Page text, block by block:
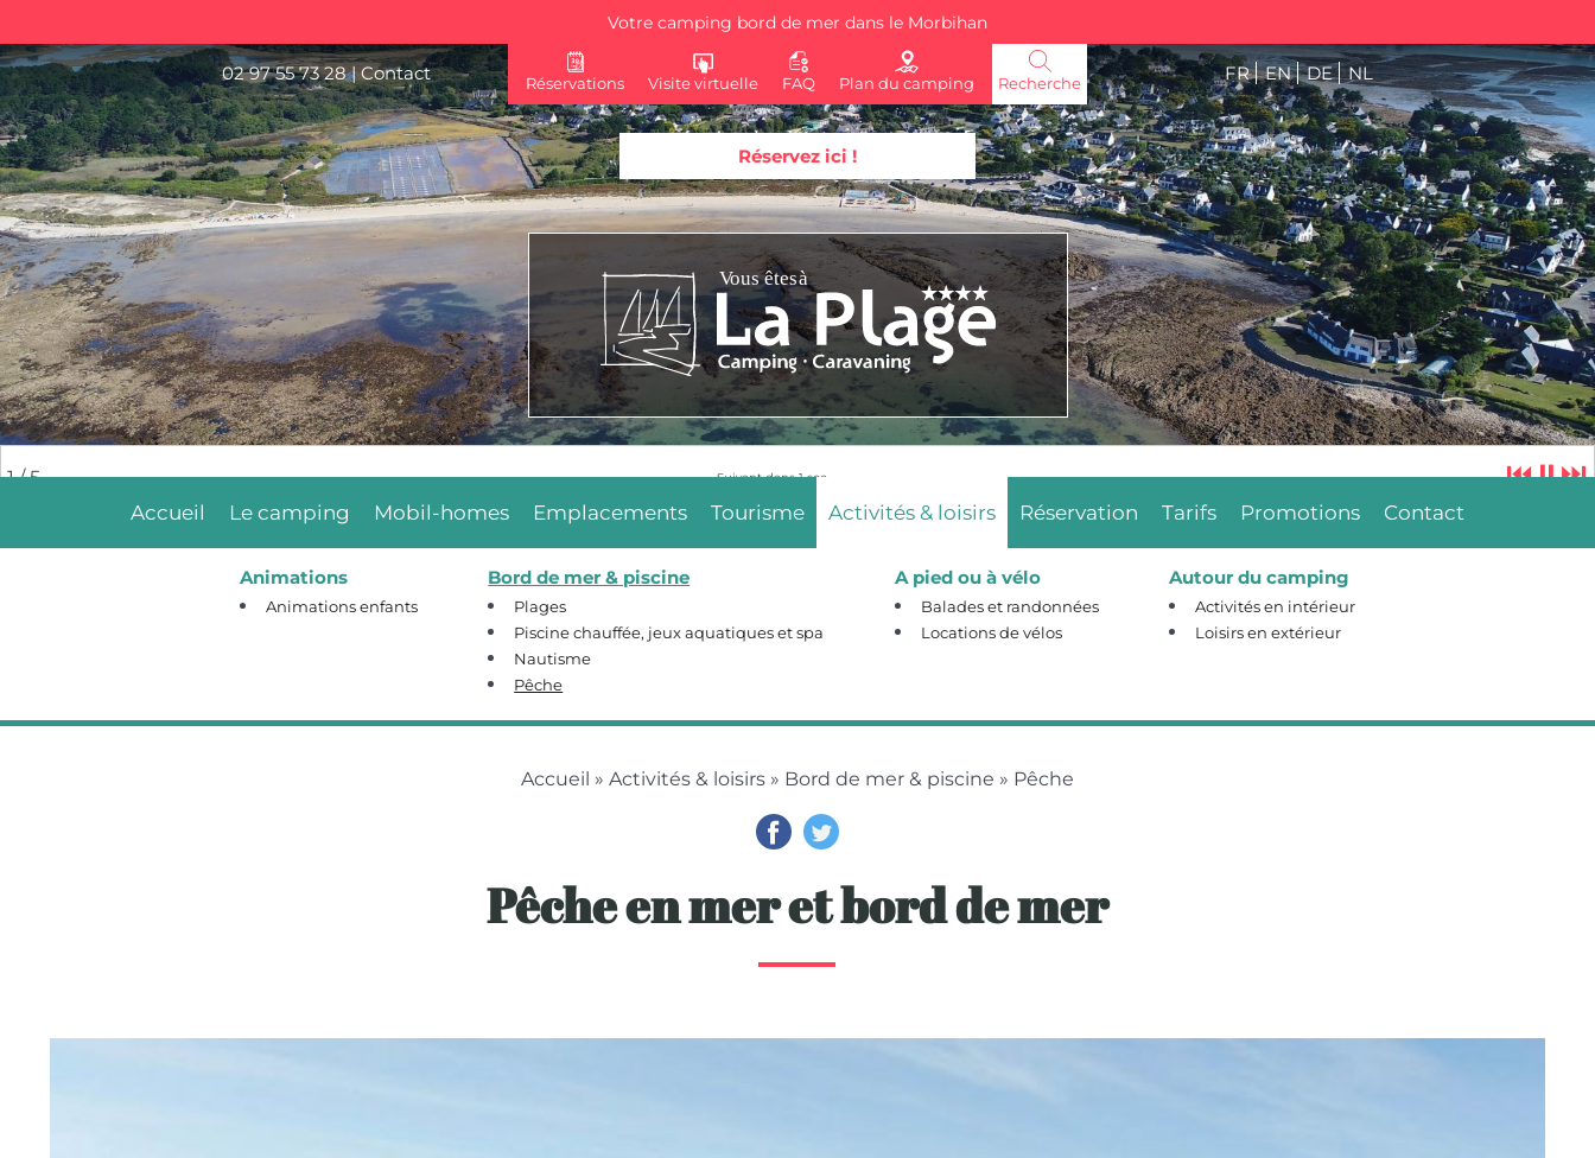
Votre camping bord de mer dans le Morbihan
02 97 55 73 28|Contact FR EN DE NL
Réservations Visite virtuelle FAQ Plan du camping Recherche
Réservez ici !
2/ 5 Suivant dans3sec. ⏮⏸⏭
Accueil Le camping Mobil-homes Emplacements Tourisme Activités & loisirs Réservation Tarifs Promotions Contact
Animations
Animations enfants
Bord de mer & piscine
Plages
Piscine chauffée, jeux aquatiques et spa
Nautisme
Pêche
A pied ou à vélo
Balades et randonnées
Locations de vélos
Autour du camping
Activités en intérieur
Loisirs en extérieur
Accueil » Activités & loisirs » Bord de mer & piscine » Pêche
Pêche en mer et bord de mer